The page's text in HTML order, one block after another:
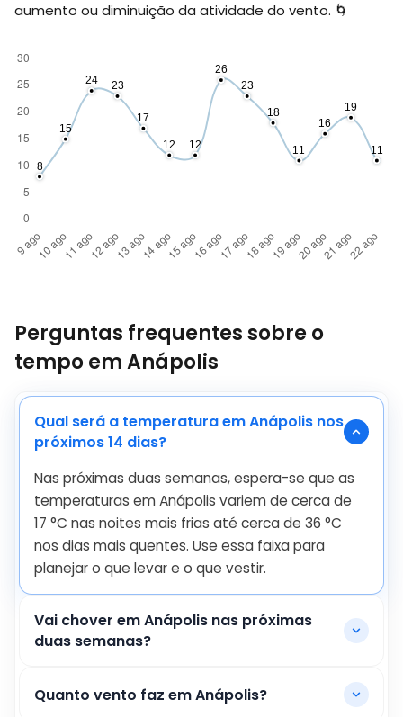
aumento ou diminuição da atividade do vento. 🌀
Perguntas frequentes sobre o
tempo em Anápolis
Qual será a temperatura em Anápolis nos
próximos 14 dias?
Nas próximas duas semanas, espera-se que as
temperaturas em Anápolis variem de cerca de
17 °C nas noites mais frias até cerca de 36 °C
nos dias mais quentes. Use essa faixa para
planejar o que levar e o que vestir.
Vai chover em Anápolis nas próximas
duas semanas?
Quanto vento faz em Anápolis?